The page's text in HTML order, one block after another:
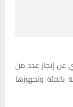
عن إنجاز عدد من
وتجهيزها